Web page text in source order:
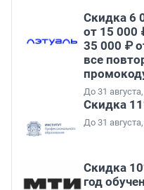
Скидка 6
от 15 000
35 000 ₽
все
До 31
Скидка
До 31
Скидка
год